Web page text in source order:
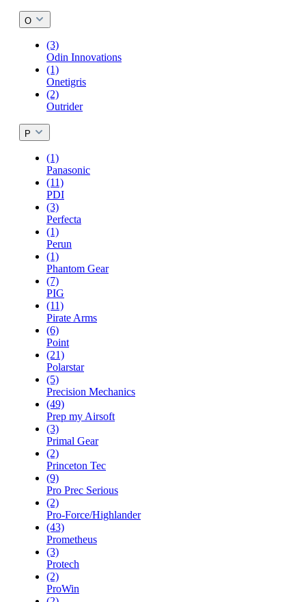
O
(3)
Odin Innovations
(1)
Onetigris
(2)
Outrider
P
(1)
Panasonic
(11)
PDI
(3)
Perfecta
(1)
Perun
(1)
Phantom Gear
(7)
PIG
(11)
Pirate Arms
(6)
Point
(21)
Polarstar
(5)
Precision Mechanics
(49)
Prep my Airsoft
(3)
Primal Gear
(2)
Princeton Tec
(9)
Pro Prec Serious
(2)
Pro-Force/Highlander
(43)
Prometheus
(3)
Protech
(2)
ProWin